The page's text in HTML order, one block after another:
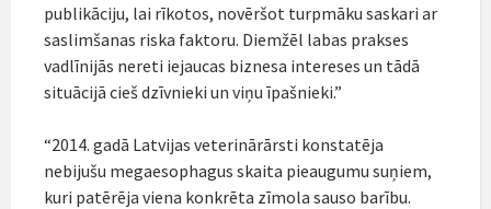
publikāciju, lai rīkotos, novēršot turpmāku saskari ar
saslimšanas riska faktoru. Diemžēl labas prakses
vadlīnijās nereti iejaucas biznesa intereses un tādā
situācijā cieš dzīvnieki un viņu īpašnieki.”
“2014. gadā Latvijas veterinārārsti konstatēja
nebijušu megaesophagus skaita pieaugumu suņiem,
kuri patērēja viena konkrēta zīmola sauso barību.